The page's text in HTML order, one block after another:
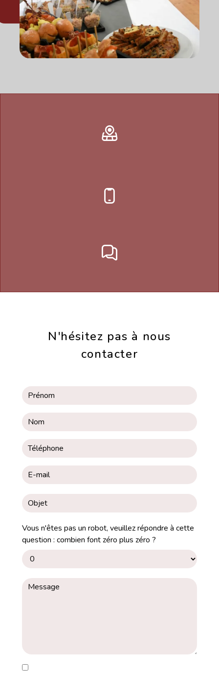
N'hésitez pas à nous
contacter
Vous n'êtes pas un robot, veuillez répondre à cette
question : combien font zéro plus zéro ?